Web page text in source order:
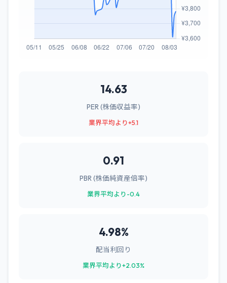
14.63
PER (株価収益率)
業界平均より+5.1
0.91
PBR (株価純資産倍率)
業界平均より-0.4
4.98%
配当利回り
業界平均より+2.03%